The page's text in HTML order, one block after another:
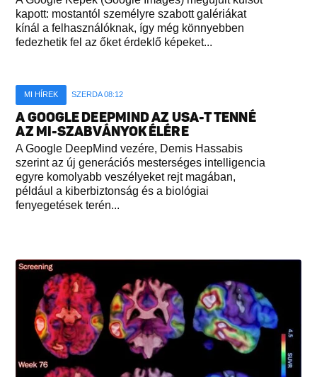
kapott: mostantól személyre szabott galériákat
kínál a felhasználóknak, így még könnyebben
fedezhetik fel az őket érdeklő képeket...
MI HÍREK SZERDA 08:12
A GOOGLE DEEPMIND AZ USA-T TENNÉ
AZ MI-SZABVÁNYOK ÉLÉRE
A Google DeepMind vezére, Demis Hassabis
szerint az új generációs mesterséges intelligencia
egyre komolyabb veszélyeket rejt magában,
például a kiberbiztonság és a biológiai
fenyegetések terén...